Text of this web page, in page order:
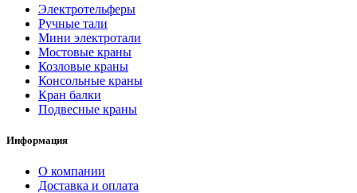
Электротельферы
Ручные тали
Мини электротали
Мостовые краны
Козловые краны
Консольные краны
Кран балки
Подвесные краны
Информация
О компании
Доставка и оплата